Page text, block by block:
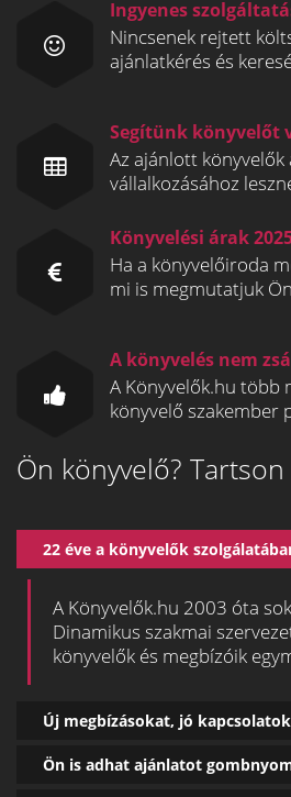
Ingyenes
Nincsenek rejtett
ajánlatkérés és
Segítünk könyvelőt
Az ajánlott könyvelők
vállalkozásához
Könyvelési árak
Ha a könyvelőiroda
mi is megmutatjuk
A könyvelés nem
A Könyvelők.hu
könyvelő szakember
Ön könyvelő?
22 éve a könyvelők
A Könyvelők.hu 2003 óta
Dinamikus szakmai
könyvelők és megbízóik
Új megbízásokat, jó
Ön is adhat ajánlatot